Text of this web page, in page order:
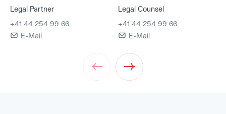
Legal Partner
+41 44 254 99 66
E-Mail
Legal Counsel
+41 44 254 99 66
E-Mail
Next